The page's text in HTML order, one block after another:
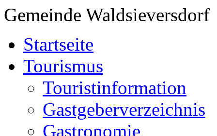
Gemeinde Waldsieversdorf
Startseite
Tourismus
Touristinformation
Gastgeberverzeichnis
Gastronomie